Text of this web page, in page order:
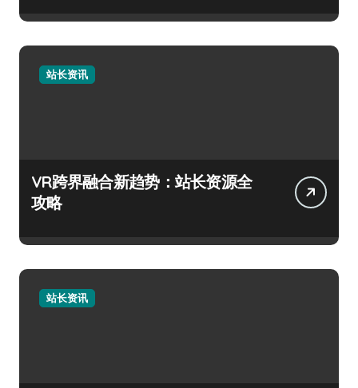
站长资讯
VR跨界融合新趋势：站长资源全
攻略
站长资讯